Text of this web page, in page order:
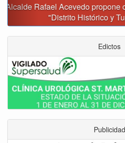
Gobernación y Alcaldía de
con inversiones superiores
Edictos
Publicidad